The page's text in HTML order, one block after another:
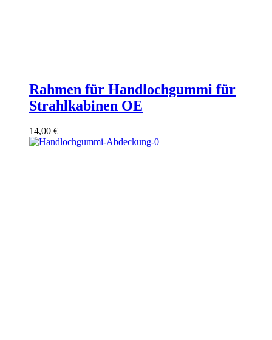
Rahmen für Handlochgummi für
Strahlkabinen OE
14,00 €